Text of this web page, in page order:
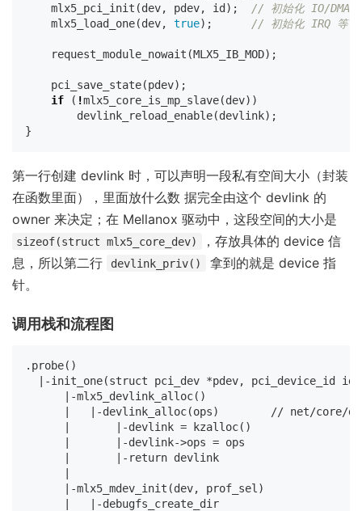
mlx5_pci_init (dev, pdev, id);
// 初始化 IO/
mlx5_load_one(dev, true); // 初始化 IRQ 等
request_module_nowait (MLX5_IB_MOD);
pci_save_state(pdev);
if
( !mlx5_core_is_mp_slave(dev))
devlink_reload_enable(devlink);
}
第一行创建 devlink 时，可以声明一段私有空间大小（封装
在函数里面），里面放什么数 据完全由这个 devlink 的
owner 来决定；在 Mellanox 驱动中，这段空间的大小是
sizeof(struct mlx5_core_dev)
，存放具体的 device 信
息，所以第二行
devlink_priv()
拿到的就是 device 指
针。
调用栈和流程图
.probe()
  |-init_one(struct pci_dev *pdev, pci_device_id id)
      |-mlx5_devlink_alloc()
|   |-devlink_alloc(ops)        // net/core/
      |       |-devlink = kzalloc()
      |       |-devlink->ops = ops
      |       |-return devlink
      |
      |-mlx5_mdev_init(dev, prof_sel)
      |   |-debugfs_create_dir